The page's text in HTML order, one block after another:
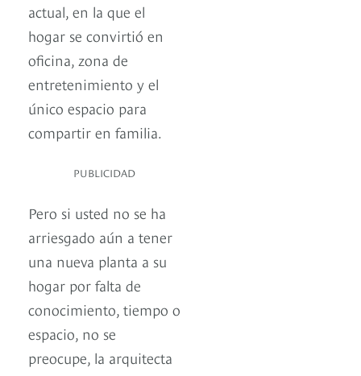
actual, en la que el
hogar se convirtió en
oficina, zona de
entretenimiento y el
único espacio para
compartir en familia.
PUBLICIDAD
Pero si usted no se ha
arriesgado aún a tener
una nueva planta a su
hogar por falta de
conocimiento, tiempo o
espacio, no se
preocupe, la arquitecta